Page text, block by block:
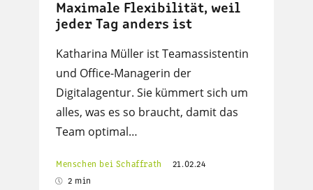
Maximale Flexibilität, weil
jeder Tag anders ist
Katharina Müller ist Teamassistentin
und Office-Managerin der
Digitalagentur. Sie kümmert sich um
alles, was es so braucht, damit das
Team optimal…
Menschen bei Schaffrath
21.02.24
2 min